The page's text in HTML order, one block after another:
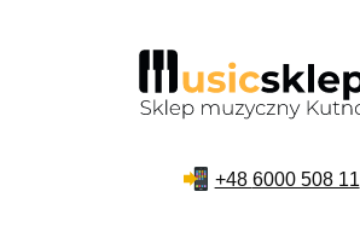
+48 6000 508 11